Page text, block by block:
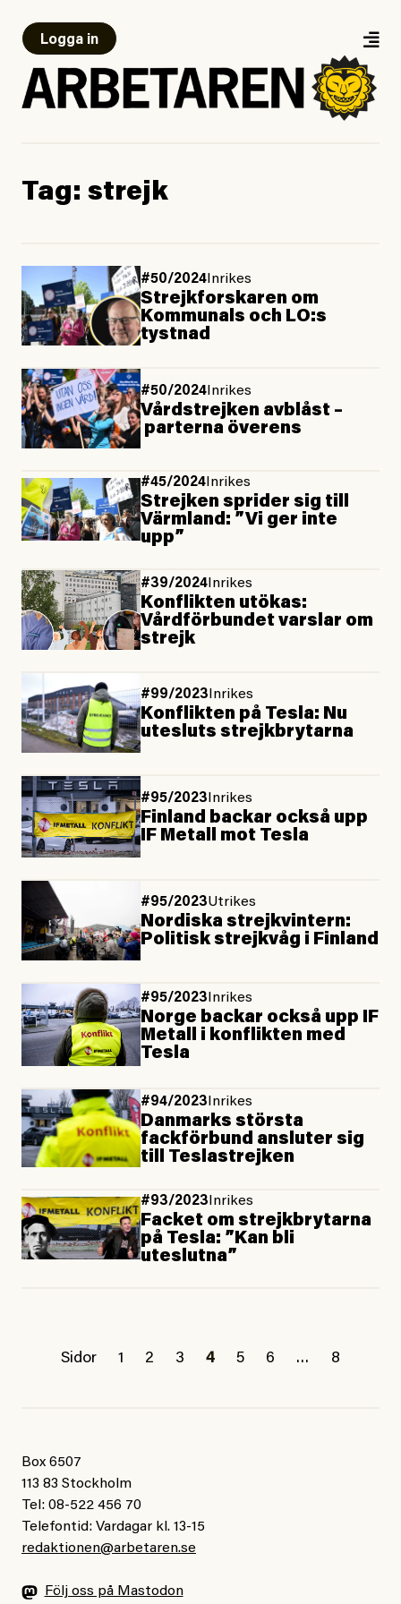
Logga in
Tag: strejk
#50/2024 Inrikes
Strejkforskaren om
Kommunals och LO:s
tystnad
#50/2024 Inrikes
Vårdstrejken avblåst –
parterna överens
#45/2024 Inrikes
Strejken sprider sig till
Värmland: ”Vi ger inte
upp”
#39/2024 Inrikes
Konflikten utökas:
Vårdförbundet varslar om
strejk
#99/2023Inrikes
Konflikten på Tesla: Nu
utesluts strejkbrytarna
#95/2023Inrikes
Finland backar också upp
IF Metall mot Tesla
#95/2023Utrikes
Nordiska strejkvintern:
Politisk strejkvåg i Finland
#95/2023 Inrikes
Norge backar också upp IF
Metall i konflikten med
Tesla
#94/2023 Inrikes
Danmarks största
fackförbund ansluter sig
till Teslastrejken
#93/2023 Inrikes
Facket om strejkbrytarna
på Tesla: ”Kan bli
uteslutna”
Sidor 1 2 3 4 5 6 … 8
Box 6507
113 83 Stockholm
Tel: 08-522 456 70
Telefontid: Vardagar kl. 13-15
redaktionen@arbetaren.se
Följ oss på Mastodon